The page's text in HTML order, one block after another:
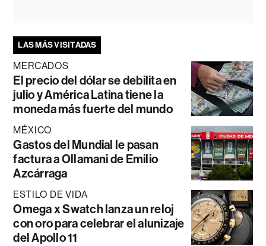
LAS MÁS VISITADAS
MERCADOS
El precio del dólar se debilita en
julio y América Latina tiene la
moneda más fuerte del mundo
MÉXICO
Gastos del Mundial le pasan
factura a Ollamani de Emilio
Azcárraga
ESTILO DE VIDA
Omega x Swatch lanza un reloj
con oro para celebrar el alunizaje
del Apollo 11